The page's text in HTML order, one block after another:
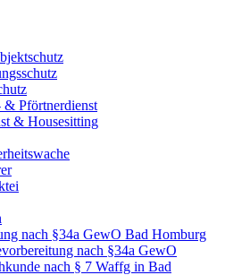
& Pförtnerdienst
& Housesitting
nach §34a GewO Bad Homburg
nach §34a GewO
nach § 7 Waffg in Bad